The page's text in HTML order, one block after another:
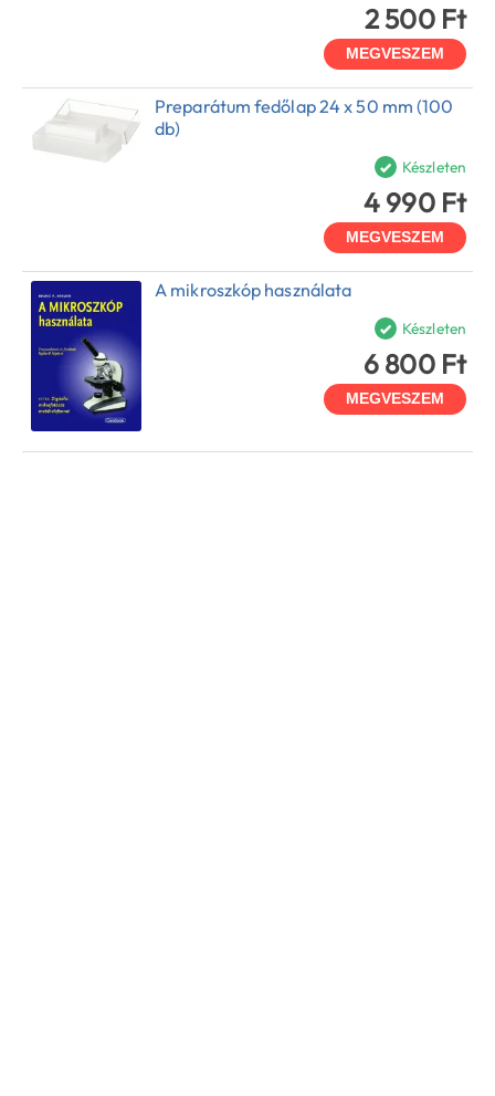
2 500 Ft
MEGVESZEM
Preparátum fedőlap 24 x 50 mm (100
db)
Készleten
4 990 Ft
MEGVESZEM
A mikroszkóp használata
Készleten
6 800 Ft
MEGVESZEM